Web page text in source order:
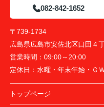
082-842-1652
〒739-1734
広島県広島市安佐北区口田４
営業時間： 09:00～20:00
定休日： 水曜・年末年始・Ｇ
トップページ